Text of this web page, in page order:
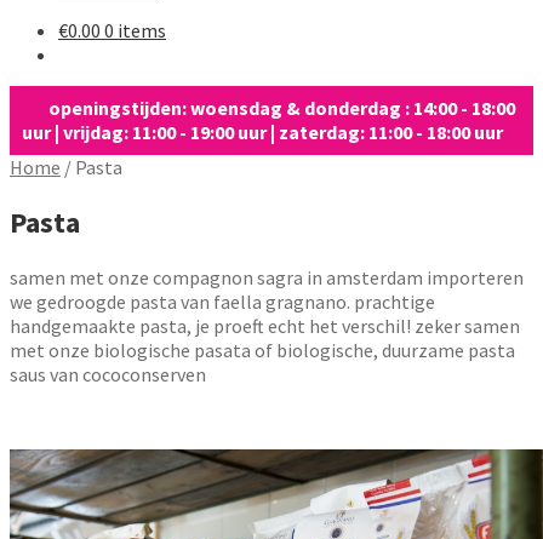
€0.00 0 items
openingstijden: woensdag & donderdag : 14:00 - 18:00
uur | vrijdag: 11:00 - 19:00 uur | zaterdag: 11:00 - 18:00 uur
Home / Pasta
Pasta
samen met onze compagnon sagra in amsterdam importeren
we gedroogde pasta van faella gragnano. prachtige
handgemaakte pasta, je proeft echt het verschil! zeker samen
met onze biologische pasata of biologische, duurzame pasta
saus van cococonserven